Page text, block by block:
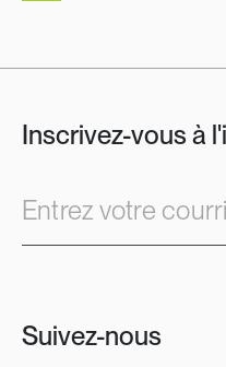
Inscrivez-vous à
Entrez votre
Suivez-nous